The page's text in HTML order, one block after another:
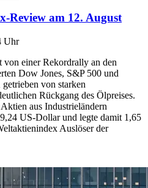
Review am 12. August
Uhr
einer Rekordrally an den
Dow Jones, S&P 500 und
von starken
Rückgang des Ölpreises.
aus Industrieländern
US-Dollar und legte damit 1,65
Auslöser der